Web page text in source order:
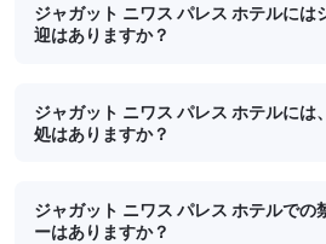
ジャガット ニワス パレス ホテルには
迎はありますか？
ジャガット ニワス パレス ホテルには
処はありますか？
ジャガット ニワス パレス ホテルでの
ーはありますか？